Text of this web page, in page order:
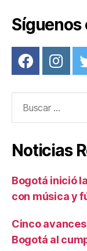
Síguenos
Noticias
Bogotá inició
con música y
Cinco
Bogotá al